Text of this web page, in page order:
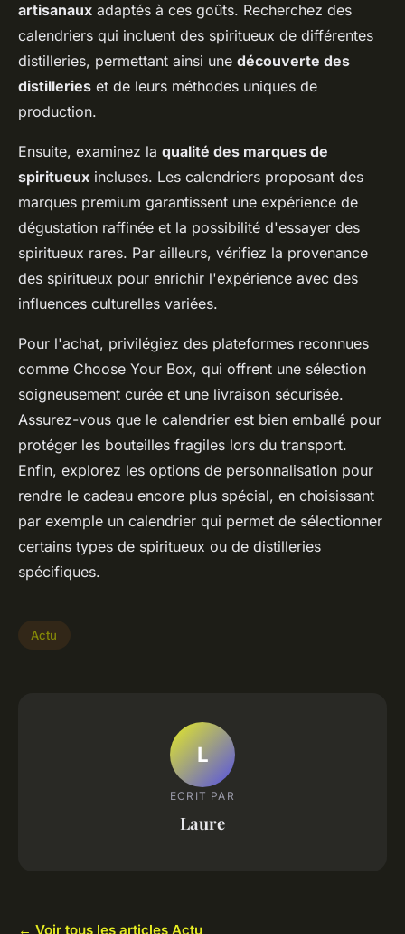
artisanaux adaptés à ces goûts. Recherchez des
calendriers qui incluent des spiritueux de différentes
distilleries, permettant ainsi une découverte des
distilleries et de leurs méthodes uniques de
production.
Ensuite, examinez la qualité des marques de
spiritueux incluses. Les calendriers proposant des
marques premium garantissent une expérience de
dégustation raffinée et la possibilité d'essayer des
spiritueux rares. Par ailleurs, vérifiez la provenance
des spiritueux pour enrichir l'expérience avec des
influences culturelles variées.
Pour l'achat, privilégiez des plateformes reconnues
comme Choose Your Box, qui offrent une sélection
soigneusement curée et une livraison sécurisée.
Assurez-vous que le calendrier est bien emballé pour
protéger les bouteilles fragiles lors du transport.
Enfin, explorez les options de personnalisation pour
rendre le cadeau encore plus spécial, en choisissant
par exemple un calendrier qui permet de sélectionner
certains types de spiritueux ou de distilleries
spécifiques.
Actu
L
ECRIT PAR
Laure
← Voir tous les articles Actu